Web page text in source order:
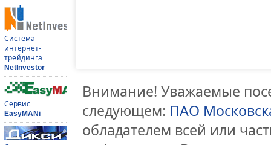
Система
интернет-
трейдинга
NetInvestor
Сервис
EasyMANi
Внимание! Уважаемые
следующем: ПАО
обладателем всей или